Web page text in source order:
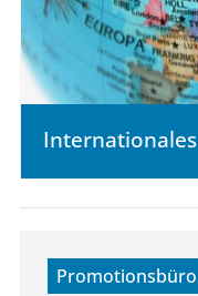
Internationales
Promotionsbüro